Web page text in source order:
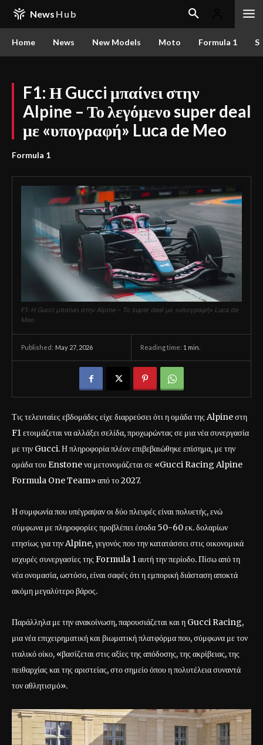
News Hub
Home News New Models Moto Formula 1
F1: Η Gucci μπαίνει στην
Alpine – Το λεγόμενο super deal
με «υπογραφή» Luca de Meo
Formula 1
F1: Η Gucci μπαίνει στην Alpine – Το super deal με «υπογραφή» Luca de
Meo
Published: May 27, 2026 Reading time: 1 min.
Τις τελευταίες εβδομάδες είχε διαρρεύσει ότι η ομάδα της Alpine στη
F1 ετοιμάζεται να αλλάξει σελίδα, προχωρώντας σε μια νέα συνεργασία
με την Gucci. Η πληροφορία πλέον επιβεβαιώθηκε επίσημα, με την
ομάδα του Enstone να μετονομάζεται σε «Gucci Racing Alpine
Formula One Team» από το 2027.
Η συμφωνία που υπέγραψαν οι δύο πλευρές είναι πολυετής, ενώ
σύμφωνα με πληροφορίες προβλέπει έσοδα 50-60 εκ. δολαρίων
ετησίως για την Alpine, γεγονός που την κατατάσσει στις οικονομικά
ισχυρές συνεργασίες της Formula 1 αυτή την περίοδο. Πίσω από τη
νέα ονομασία, ωστόσο, είναι σαφές ότι η εμπορική διάσταση αποκτά
ακόμη μεγαλύτερο βάρος.
Παράλληλα με την ανακοίνωση, παρουσιάζεται και η Gucci Racing,
μια νέα επιχειρηματική και βιωματική πλατφόρμα που, σύμφωνα με τον
ιταλικό οίκο, «βασίζεται στις αξίες της απόδοσης, της ακρίβειας, της
πειθαρχίας και της αριστείας, στο σημείο όπου η πολυτέλεια συναντά
τον αθλητισμό».